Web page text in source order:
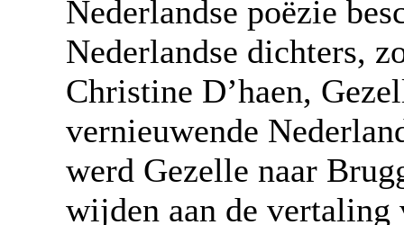
Nederlandse poëzie
Nederlandse dichters,
Christine D’haen,
vernieuwende
werd Gezelle naar
wijden aan de